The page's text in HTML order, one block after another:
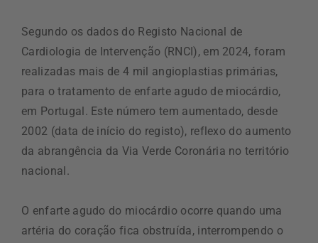
Segundo os dados do Registo Nacional de
Cardiologia de Intervenção (RNCI), em 2024, foram
realizadas mais de 4 mil angioplastias primárias,
para o tratamento de enfarte agudo de miocárdio,
em Portugal. Este número tem aumentado, desde
2002 (data de início do registo), reflexo do aumento
da abrangência da Via Verde Coronária no território
nacional.
O enfarte agudo do miocárdio ocorre quando uma
artéria do coração fica obstruída, interrompendo o